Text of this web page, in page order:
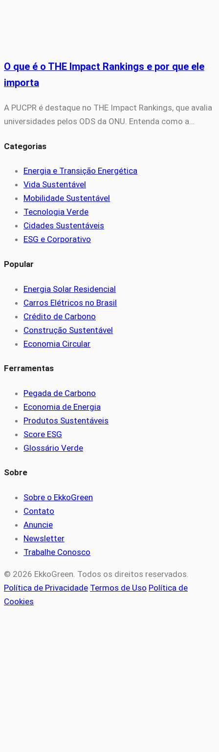
O que é o THE Impact Rankings e por que ele
importa
A PUCPR é destaque no THE Impact Rankings, que avalia
universidades pelos ODS da ONU. Entenda como a…
Categorias
Energia e Transição Energética
Vida Sustentável
Mobilidade Sustentável
Tecnologia Verde
Cidades Sustentáveis
ESG e Corporativo
Popular
Energia Solar Residencial
Carros Elétricos no Brasil
Crédito de Carbono
Construção Sustentável
Economia Circular
Ferramentas
Pegada de Carbono
Economia de Energia
Produtos Sustentáveis
Score ESG
Glossário Verde
Sobre
Sobre o EkkoGreen
Contato
Anuncie
Newsletter
Trabalhe Conosco
© 2026 EkkoGreen. Todos os direitos reservados.
Política de Privacidade Termos de Uso Política de
Cookies